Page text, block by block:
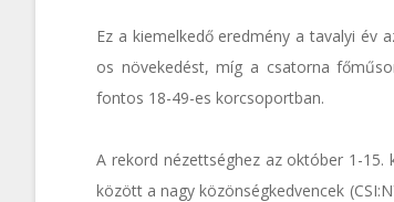
Ez a kiemelkedő eredmény a tavalyi év
os növekedést, míg a csatorna
fontos 18-49-es korcsoportban.
A rekord nézettséghez az október 1-
között a nagy közönségkedvencek